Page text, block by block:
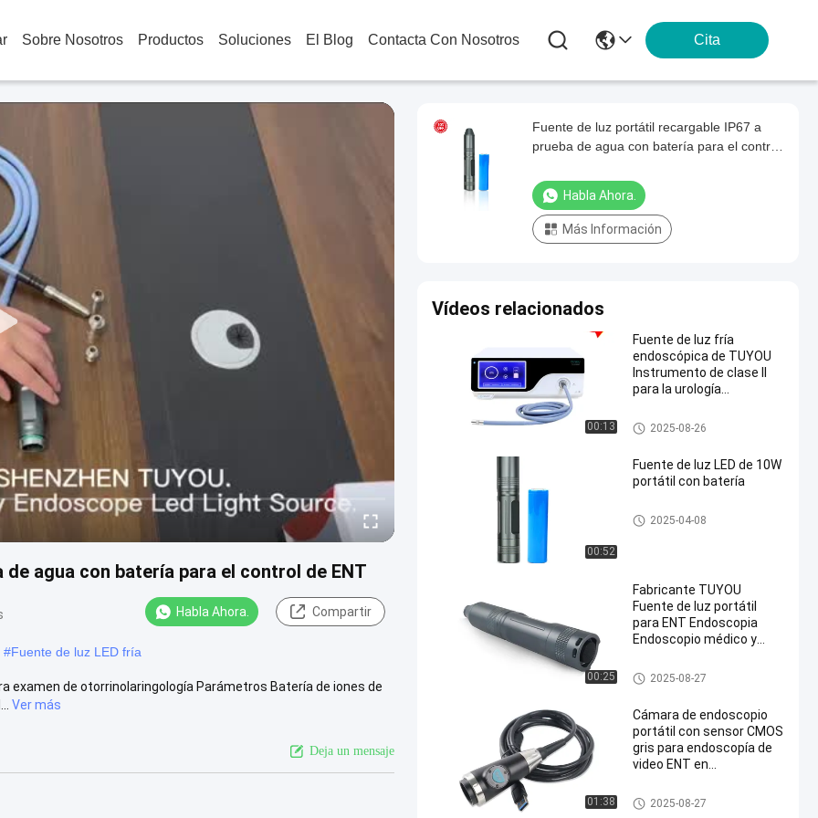
Sobre Nosotros Productos Soluciones El Blog Contacta Con Nosotros Cita
agua con batería para el control de ENT
Habla Ahora. Compartir
#Fuente de luz LED fría
examen de otorrinolaringología Parámetros Batería de iones de
Ver más
Deja un mensaje
Fuente de luz portátil recargable IP67 a
prueba de agua con batería para el control
Habla Ahora.
Más Información
Vídeos relacionados
00:13
Fuente de luz fría
endoscópica de TUYOU
Instrumento de clase II
para la urología
ENT
Fuente de luz médica
2025-08-26
00:52
Fuente de luz LED de 10W
portátil con batería
Fuente de luz médica
2025-04-08
00:25
Fabricante TUYOU
Fuente de luz portátil
para ENT Endoscopia
Endoscopio médico y
Fuente de luz médica
2025-08-27
01:38
Cámara de endoscopio
portátil con sensor CMOS
gris para endoscopía de
video ENT en
y teléfonos
Cámara portátil de endoscopi
o
2025-08-27